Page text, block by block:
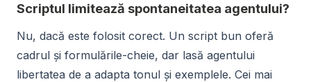
Scriptul limitează spontaneitatea agentului?
Nu, dacă este folosit corect. Un script bun oferă
cadrul și formulările-cheie, dar lasă agentului
libertatea de a adapta tonul și exemplele. Cei mai